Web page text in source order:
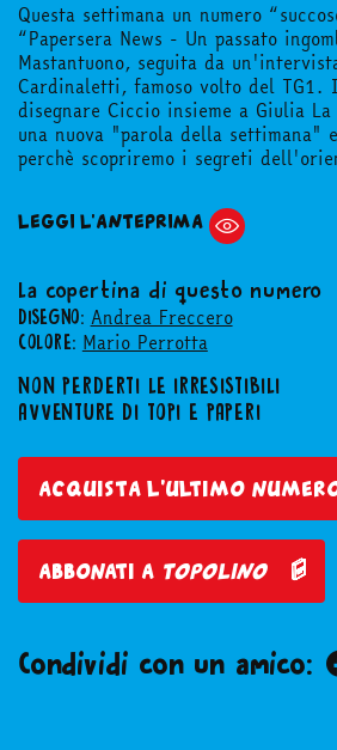
Questa settimana un numero
“Papersera News - Un passato
Mastantuono, seguita da
Cardinaletti, famoso volto del TG1.
disegnare Ciccio insieme a Giulia
una nuova "parola della settimana"
perchè scopriremo i segreti
LEGGI L'ANTEPRIMA
La copertina di questo numero
DISEGNO: Andrea Freccero
COLORE: Mario Perrotta
NON PERDERTI LE IRRESISTIBILI
AVVENTURE DI TOPI E PAPERI
acquista l'ultimo
abbonati a topolino
Condividi con un amico: